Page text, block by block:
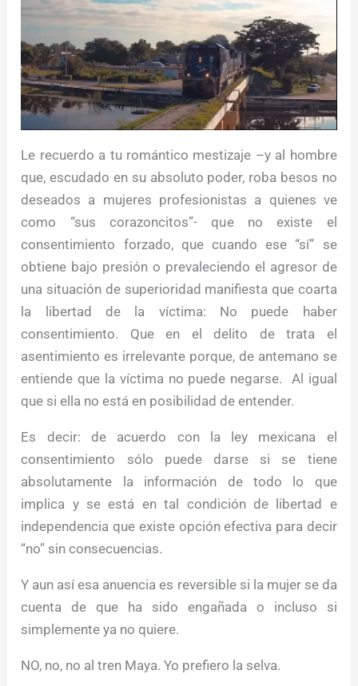
Le recuerdo a tu romántico mestizaje –y al hombre
que, escudado en su absoluto poder, roba besos no
deseados a mujeres profesionistas a quienes ve
como “sus corazoncitos”- que no existe el
consentimiento forzado, que cuando ese “sí” se
obtiene bajo presión o prevaleciendo el agresor de
una situación de superioridad manifiesta que coarta
la libertad de la víctima: No puede haber
consentimiento. Que en el delito de trata el
asentimiento es irrelevante porque, de antemano se
entiende que la víctima no puede negarse. Al igual
que si ella no está en posibilidad de entender.
Es decir: de acuerdo con la ley mexicana el
consentimiento sólo puede darse si se tiene
absolutamente la información de todo lo que
implica y se está en tal condición de libertad e
independencia que existe opción efectiva para decir
“no” sin consecuencias.
Y aun así esa anuencia es reversible si la mujer se da
cuenta de que ha sido engañada o incluso si
simplemente ya no quiere.
NO, no, no al tren Maya. Yo prefiero la selva.